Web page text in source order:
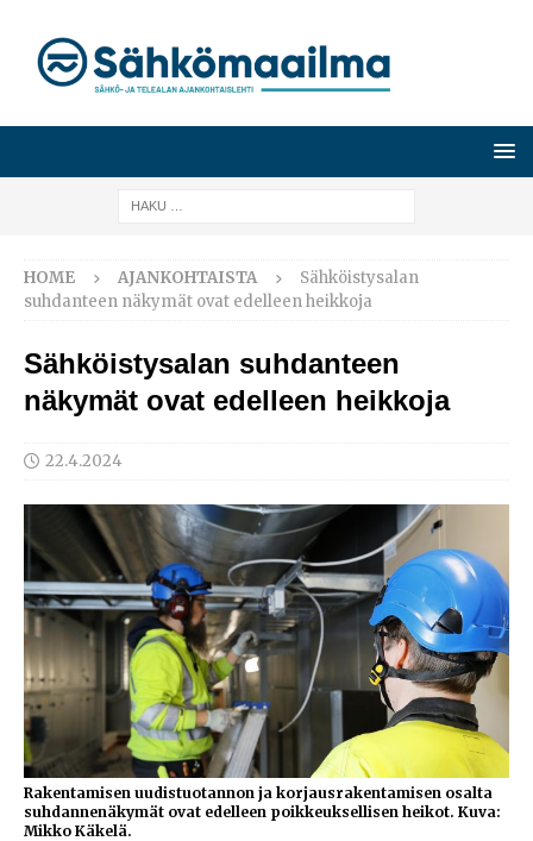
HOME AJANKOHTAISTA
Sähköistysalan
suhdanteen näkymät ovat edelleen heikkoja
Sähköistysalan suhdanteen
näkymät ovat edelleen heikkoja
22.4.2024
Rakentamisen uudistuotannon ja korjausrakentamisen osalta
suhdannenäkymät ovat edelleen poikkeuksellisen heikot. Kuva:
Mikko Käkelä.